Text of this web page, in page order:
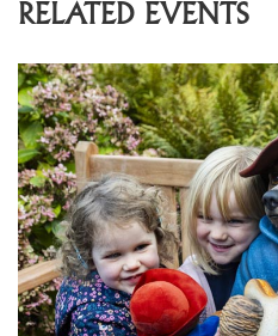
RELATED EVENTS